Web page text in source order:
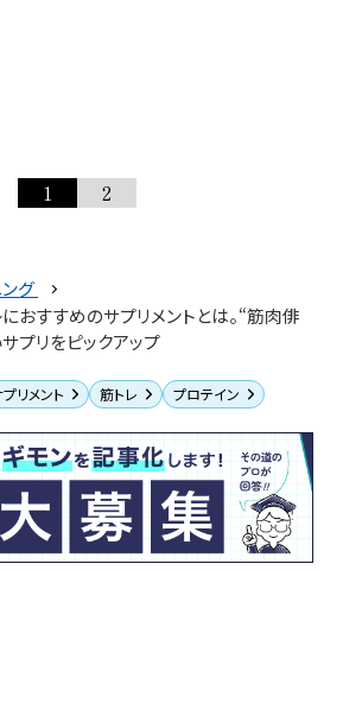
1 2
グ
おすすめのサプリメントとは。“筋肉俳
プリをピックアップ
リメント 筋トレ プロテイン